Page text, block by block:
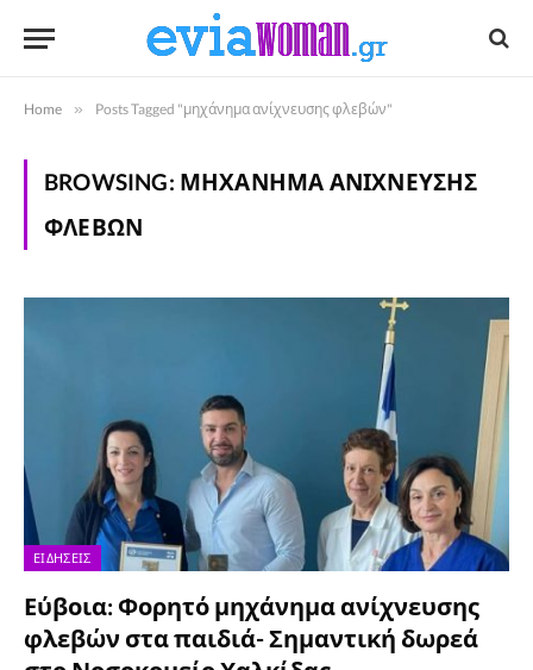
Home » Posts Tagged "μηχάνημα ανίχνευσης φλεβών"
BROWSING: ΜΗΧΆΝΗΜΑ ΑΝΊΧΝΕΥΣΗΣ
ΦΛΕΒΏΝ
ΕΙΔΉΣΕΙΣ
Εύβοια: Φορητό μηχάνημα ανίχνευσης
φλεβών στα παιδιά- Σημαντική δωρεά